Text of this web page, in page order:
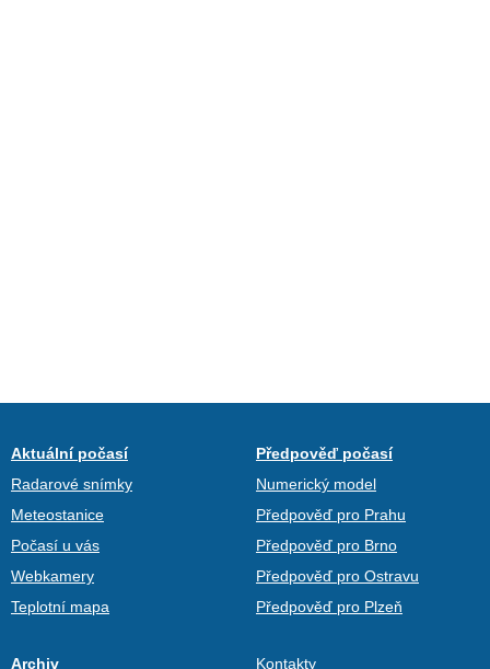
Aktuální počasí
Radarové snímky
Meteostanice
Počasí u vás
Webkamery
Teplotní mapa
Předpověď počasí
Numerický model
Předpověď pro Prahu
Předpověď pro Brno
Předpověď pro Ostravu
Předpověď pro Plzeň
Archiv Kontakty